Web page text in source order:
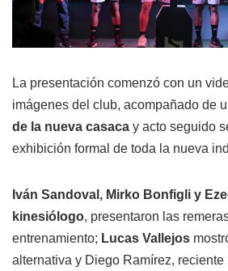
La presentación comenzó con un
imágenes del club, acompañado de
de la nueva casaca y acto seguido
exhibición formal de toda la nueva
Iván Sandoval, Mirko Bonfigli y
kinesiólogo, presentaron las
entrenamiento; Lucas Vallejos
alternativa y Diego Ramírez,